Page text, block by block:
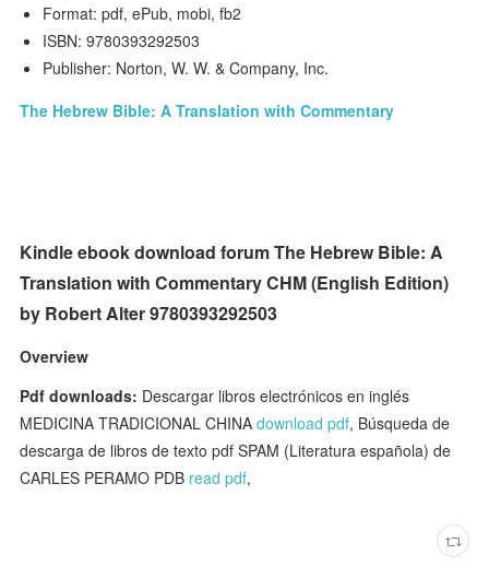
Format: pdf, ePub, mobi, fb2
ISBN: 9780393292503
Publisher: Norton, W. W. & Company, Inc.
The Hebrew Bible: A Translation with Commentary
Kindle ebook download forum The Hebrew Bible: A
Translation with Commentary CHM (English Edition)
by Robert Alter 9780393292503
Overview
Pdf downloads: Descargar libros electrónicos en inglés
MEDICINA TRADICIONAL CHINAdownload pdf, Búsqueda de
descarga de libros de texto pdf SPAM (Literatura española) de
CARLES PERAMO PDB read pdf,